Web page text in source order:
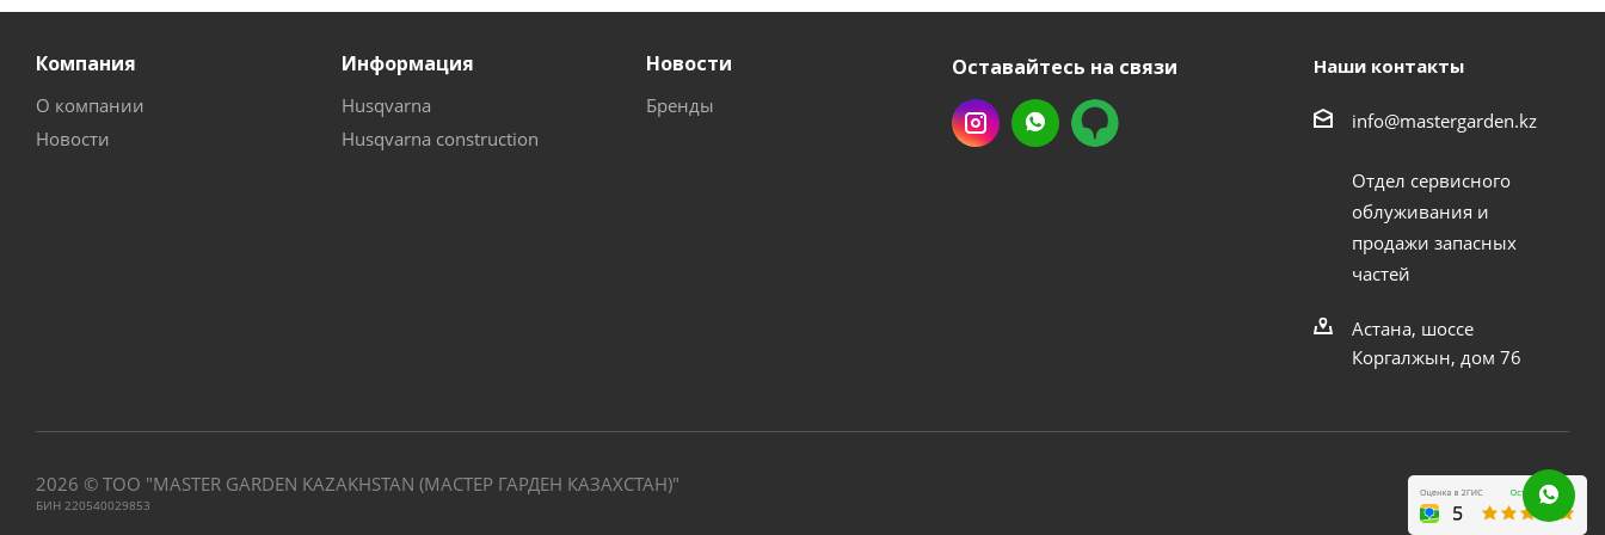
Компания
О компании
Новости
Информация
Husqvarna
Husqvarna construction
Новости
Бренды
Оставайтесь на связи Наши контакты
info@mastergarden.kz
Отдел сервисного
облуживания и
продажи запасных
частей
Астана, шоссе
Коргалжын, дом 76
2026 © ТОО "MASTER GARDEN KAZAKHSTAN (МАСТЕР ГАРДЕН КАЗАХСТАН)"
БИН 220540029853